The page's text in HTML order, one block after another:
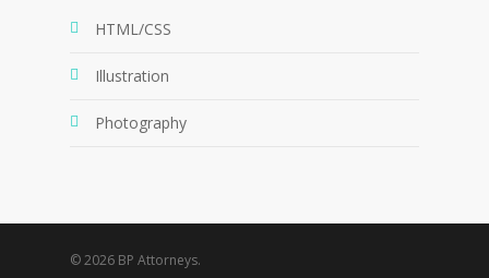
HTML/CSS
Illustration
Photography
© 2026 BP Attorneys.